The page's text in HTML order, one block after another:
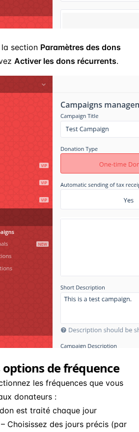
la section Paramètres des dons
Activer les dons récurrents.
de fréquence
les fréquences que vous
donateurs :
est traité chaque jour
– Choisissez des jours précis (par